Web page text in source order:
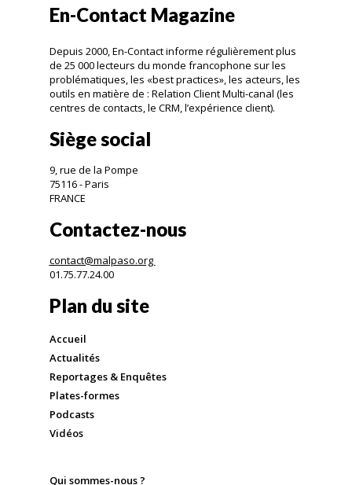
En-Contact Magazine
Depuis 2000, En-Contact informe régulièrement plus
de 25 000 lecteurs du monde francophone sur les
problématiques, les «best practices», les acteurs, les
outils en matière de : Relation Client Multi-canal (les
centres de contacts, le CRM, l’expérience client).
Siège social
9, rue de la Pompe
75116 - Paris
FRANCE
Contactez-nous
contact@malpaso.org
01.75.77.24.00
Plan du site
Accueil
Actualités
Reportages & Enquêtes
Plates-formes
Podcasts
Vidéos
Qui sommes-nous ?